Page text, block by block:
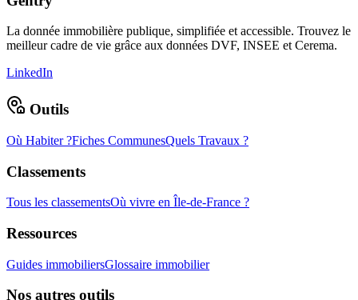
La donnée immobilière publique, simplifiée et accessible. Trouvez le
meilleur cadre de vie grâce aux données DVF, INSEE et Cerema.
LinkedIn
Outils
Où Habiter ?Fiches CommunesQuels Travaux ?
Classements
Tous les classementsOù vivre en Île-de-France ?
Ressources
Guides immobiliersGlossaire immobilier
Nos autres outils